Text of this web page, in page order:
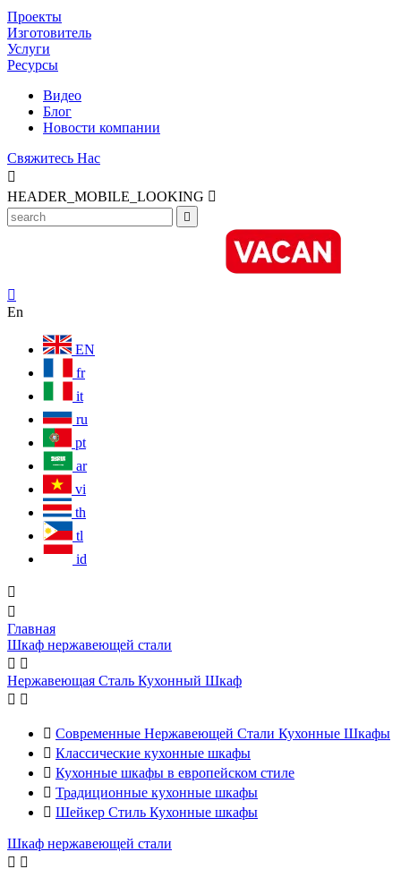
Проекты
Изготовитель
Услуги
Ресурсы
Видео
Блог
Новости компании
Свяжитесь Нас

HEADER_MOBILE_LOOKING 


En
EN
fr
it
ru
pt
ar
vi
th
tl
id


Главная
Шкаф нержавеющей стали
 
Нержавеющая Сталь Кухонный Шкаф
 
 Современные Нержавеющей Стали Кухонные Шкафы
 Классические кухонные шкафы
 Кухонные шкафы в европейском стиле
 Традиционные кухонные шкафы
 Шейкер Стиль Кухонные шкафы
Шкаф нержавеющей стали
 